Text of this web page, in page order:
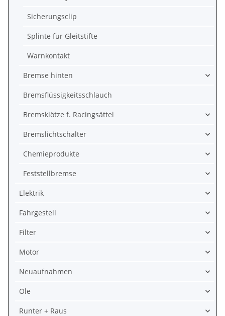
Sicherungsclip
Splinte für Gleitstifte
Warnkontakt
Bremse hinten
Bremsflüssigkeitsschlauch
Bremsklötze f. Racingsättel
Bremslichtschalter
Chemieprodukte
Feststellbremse
Elektrik
Fahrgestell
Filter
Motor
Neuaufnahmen
Öle
Runter + Raus